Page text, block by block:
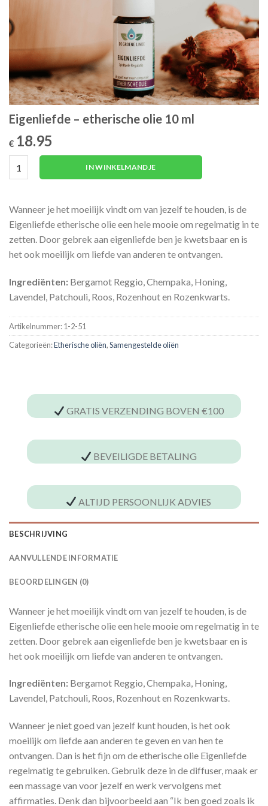
Eigenliefde – etherische olie 10 ml
€ 18.95
IN WINKELMANDJE
Wanneer je het moeilijk vindt om van jezelf te houden, is de
Eigenliefde etherische olie een hele mooie om regelmatig in te
zetten. Door gebrek aan eigenliefde ben je kwetsbaar en is
het ook moeilijk om liefde van anderen te ontvangen.
Ingrediënten: Bergamot Reggio, Chempaka, Honing,
Lavendel, Patchouli, Roos, Rozenhout en Rozenkwarts.
Artikelnummer:1-2-51
Categorieën:Etherische oliën,Samengestelde oliën
GRATIS VERZENDING BOVEN €100
BEVEILIGDE BETALING
ALTIJD PERSOONLIJK ADVIES
BESCHRIJVING
AANVULLENDE INFORMATIE
BEOORDELINGEN (0)
Wanneer je het moeilijk vindt om van jezelf te houden, is de
Eigenliefde etherische olie een hele mooie om regelmatig in te
zetten. Door gebrek aan eigenliefde ben je kwetsbaar en is
het ook moeilijk om liefde van anderen te ontvangen.
Ingrediënten: Bergamot Reggio, Chempaka, Honing,
Lavendel, Patchouli, Roos, Rozenhout en Rozenkwarts.
Wanneer je niet goed van jezelf kunt houden, is het ook
moeilijk om liefde aan anderen te geven en van hen te
ontvangen. Dan is het fijn om de etherische olie Eigenliefde
regelmatig te gebruiken. Gebruik deze in de diffuser, maak er
een massage van voor jezelf en werk vervolgens met
affirmaties. Denk dan bijvoorbeeld aan “Ik ben goed zoals ik